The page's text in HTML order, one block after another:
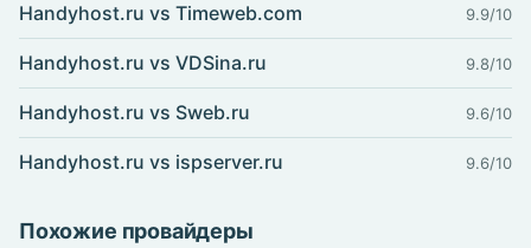
Handyhost.ru vs Timeweb.com 9.9/10
Handyhost.ru vs VDSina.ru 9.8/10
Handyhost.ru vs Sweb.ru 9.6/10
Handyhost.ru vs ispserver.ru 9.6/10
Похожие провайдеры